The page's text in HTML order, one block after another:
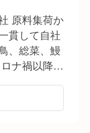
、全体のモチ
目指していま
抜参加ができ
活性目的とし
トになってい
原料集荷か
貫して自社
、総菜、鰻
ナ禍以降
直営・サプ
ーディング